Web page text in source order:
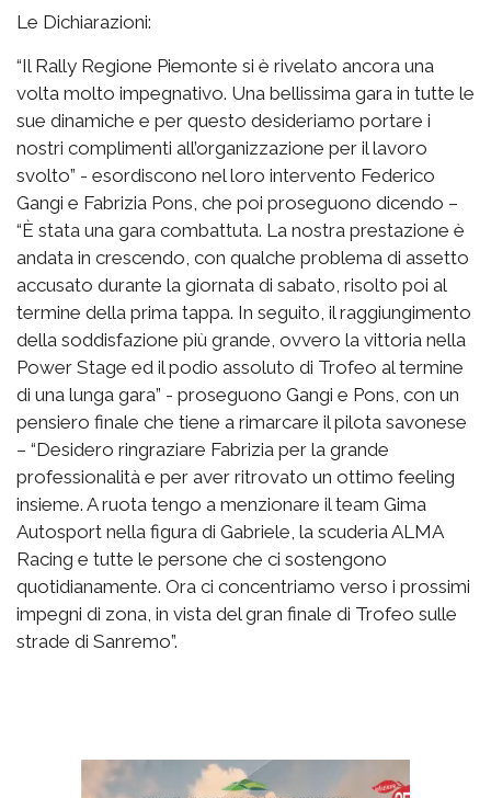
Le Dichiarazioni:
“Il Rally Regione Piemonte si è rivelato ancora una
volta molto impegnativo. Una bellissima gara in tutte le
sue dinamiche e per questo desideriamo portare i
nostri complimenti all’organizzazione per il lavoro
svolto” - esordiscono nel loro intervento Federico
Gangi e Fabrizia Pons, che poi proseguono dicendo –
“È stata una gara combattuta. La nostra prestazione è
andata in crescendo, con qualche problema di assetto
accusato durante la giornata di sabato, risolto poi al
termine della prima tappa. In seguito, il raggiungimento
della soddisfazione più grande, ovvero la vittoria nella
Power Stage ed il podio assoluto di Trofeo al termine
di una lunga gara” - proseguono Gangi e Pons, con un
pensiero finale che tiene a rimarcare il pilota savonese
– “Desidero ringraziare Fabrizia per la grande
professionalità e per aver ritrovato un ottimo feeling
insieme. A ruota tengo a menzionare il team Gima
Autosport nella figura di Gabriele, la scuderia ALMA
Racing e tutte le persone che ci sostengono
quotidianamente. Ora ci concentriamo verso i prossimi
impegni di zona, in vista del gran finale di Trofeo sulle
strade di Sanremo”.